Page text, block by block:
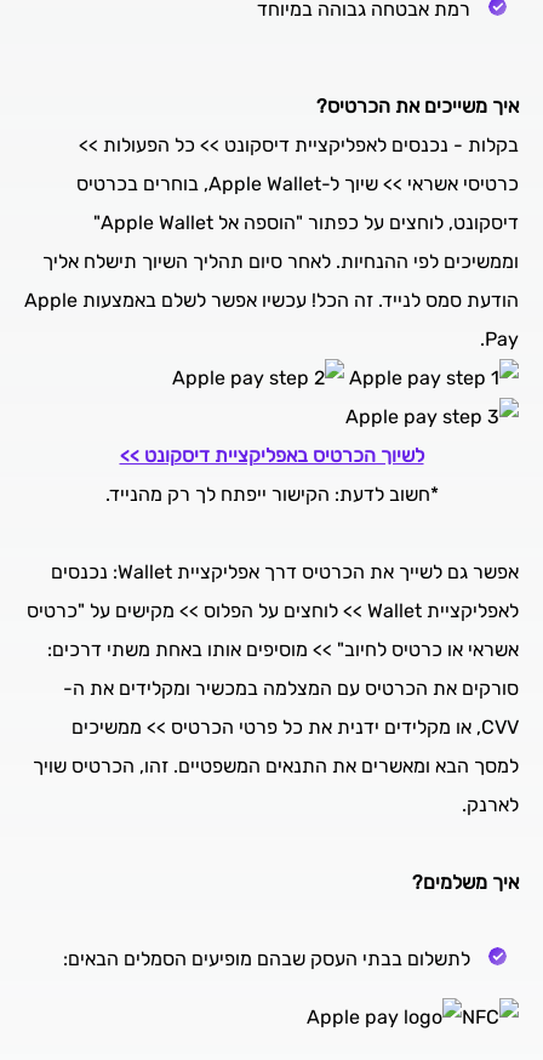
רמת אבטחה גבוהה במיוחד
איך משייכים את הכרטיס?
בקלות - נכנסים לאפליקציית דיסקונט >> כל הפעולות >>
כרטיסי אשראי >> שיוך ל-Apple Wallet, בוחרים בכרטיס
דיסקונט, לוחצים על כפתור "הוספה אל Apple Wallet"
וממשיכים לפי ההנחיות. לאחר סיום תהליך השיוך תישלח אליך
הודעת סמס לנייד. זה הכל! עכשיו אפשר לשלם באמצעות Apple
Pay.
לשיוך הכרטיס באפליקציית דיסקונט >>
*חשוב לדעת: הקישור ייפתח לך רק מהנייד.
אפשר גם לשייך את הכרטיס דרך אפליקציית Wallet: נכנסים
לאפליקציית Wallet >> לוחצים על הפלוס >> מקישים על "כרטיס
אשראי או כרטיס לחיוב" >> מוסיפים אותו באחת משתי דרכים:
סורקים את הכרטיס עם המצלמה במכשיר ומקלידים את ה-
CVV, או מקלידים ידנית את כל פרטי הכרטיס >> ממשיכים
למסך הבא ומאשרים את התנאים המשפטיים. זהו, הכרטיס שויך
לארנק.
איך משלמים?
לתשלום בבתי העסק שבהם מופיעים הסמלים הבאים: